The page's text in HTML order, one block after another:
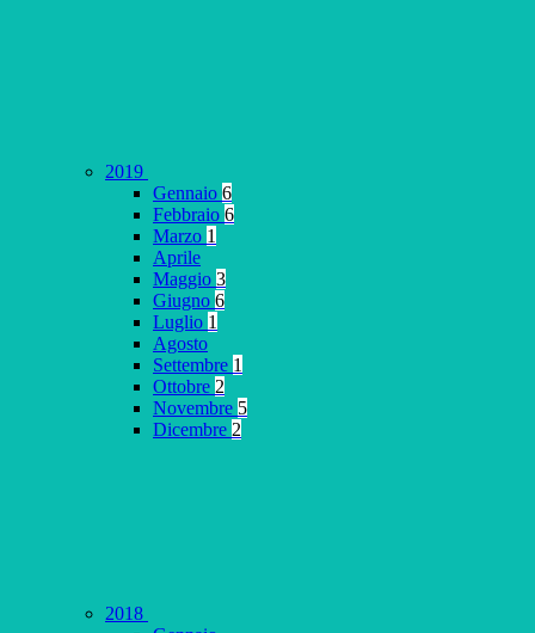
2019
Gennaio 6
Febbraio 6
Marzo 1
Aprile
Maggio 3
Giugno 6
Luglio 1
Agosto
Settembre 1
Ottobre 2
Novembre 5
Dicembre 2
2018